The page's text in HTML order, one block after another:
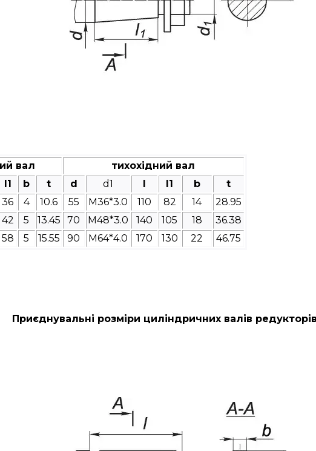
вал
тихохідний вал
l1 b t d d1 l l1 b
t
36 4 10.6 55 M36*3.0 110 82 14
28.95
42 5 13.45 70 M48*3.0 140 105 18
36.38
58 5 15.55 90 M64*4.0 170 130 22 46.75
Приєднувальні розміри циліндричних валів